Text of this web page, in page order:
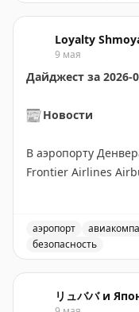
IHG One Rewards
обмене миль в
действует 6
открытия отеля. В
Лондоне,
варьируются:
октября 2026,
Подробнее
Loyalty
9 мая
Дайджест за 2026-
📰Новости
В аэропорту
Frontier Airlines
пешеходом на
для взлета.
забора и был
спасателями. Все
аэропорт
безопасность
リュババ и